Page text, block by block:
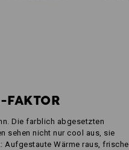
FAKTOR
Die farblich abgesetzten
sehen nicht nur cool aus, sie
Wärme raus, frische